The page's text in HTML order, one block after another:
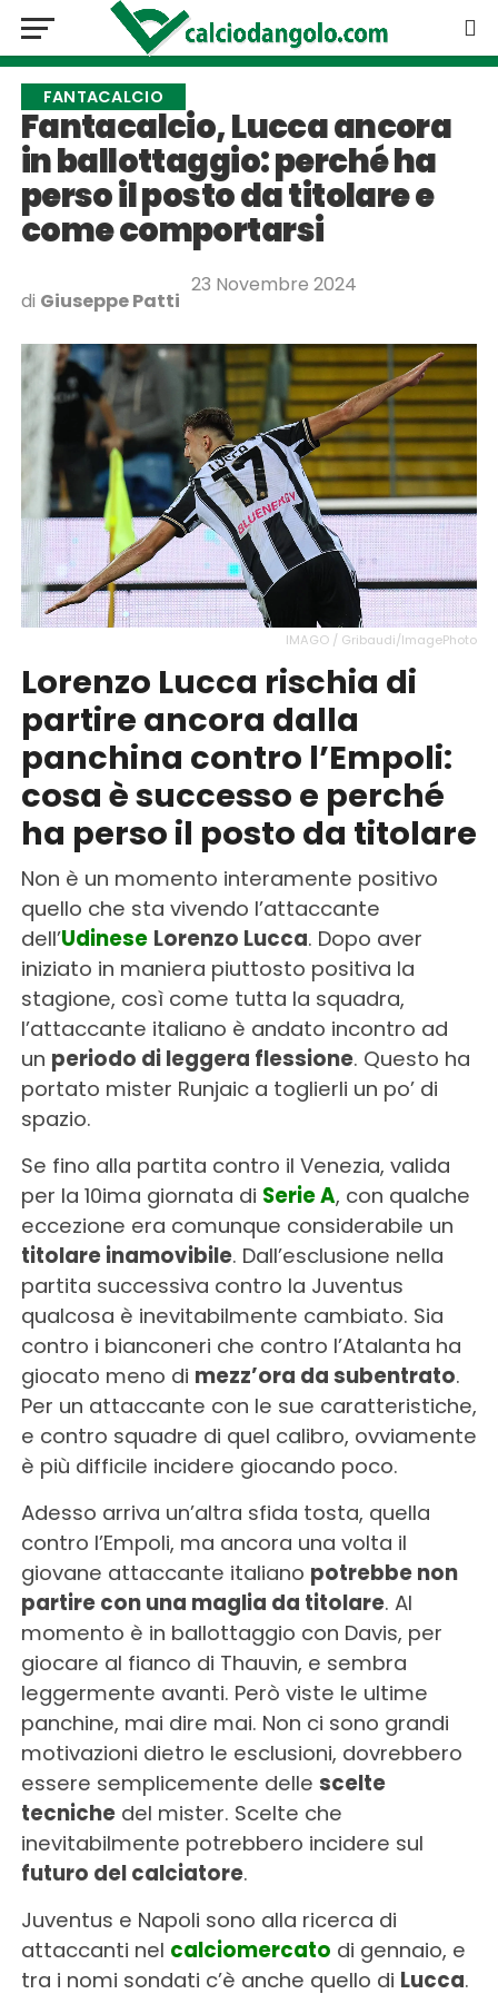
FANTACALCIO
Fantacalcio, Lucca ancora
in ballottaggio: perché ha
perso il posto da titolare e
come comportarsi
di Giuseppe Patti
23 Novembre 2024
IMAGO / Gribaudi/ImagePhoto
Lorenzo Lucca rischia di
partire ancora dalla
panchina contro l’Empoli:
cosa è successo e perché
ha perso il posto da titolare
Non è un momento interamente positivo
quello che sta vivendo l’attaccante
dell’Udinese Lorenzo Lucca. Dopo aver
iniziato in maniera piuttosto positiva la
stagione, così come tutta la squadra,
l’attaccante italiano è andato incontro ad
un periodo di leggera flessione. Questo ha
portato mister Runjaic a toglierli un po’ di
spazio.
Se fino alla partita contro il Venezia, valida
per la 10ima giornata di Serie A, con qualche
eccezione era comunque considerabile un
titolare inamovibile. Dall’esclusione nella
partita successiva contro la Juventus
qualcosa è inevitabilmente cambiato. Sia
contro i bianconeri che contro l’Atalanta ha
giocato meno di mezz’ora da subentrato.
Per un attaccante con le sue caratteristiche,
e contro squadre di quel calibro, ovviamente
è più difficile incidere giocando poco.
Adesso arriva un’altra sfida tosta, quella
contro l’Empoli, ma ancora una volta il
giovane attaccante italiano potrebbe non
partire con una maglia da titolare. Al
momento è in ballottaggio con Davis, per
giocare al fianco di Thauvin, e sembra
leggermente avanti. Però viste le ultime
panchine, mai dire mai. Non ci sono grandi
motivazioni dietro le esclusioni, dovrebbero
essere semplicemente delle scelte
tecnichedel mister. Scelte che
inevitabilmente potrebbero incidere sul
futuro del calciatore.
Juventus e Napoli sono alla ricerca di
attaccanti nel calciomercato di gennaio, e
tra i nomi sondati c’è anche quello di Lucca.